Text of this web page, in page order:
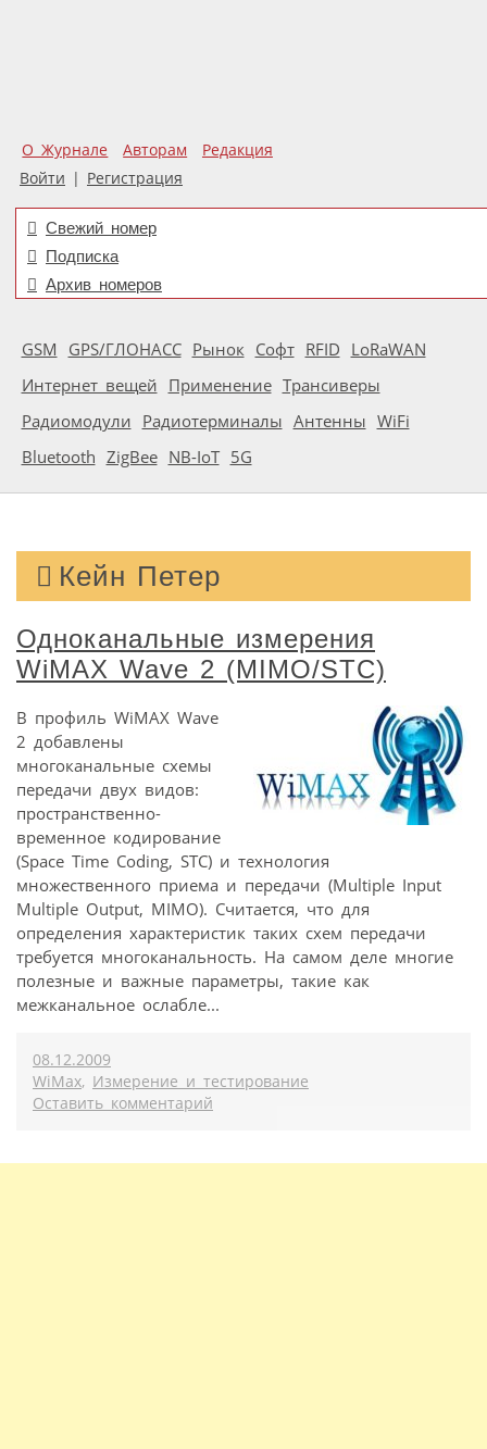
О Журнале Авторам
Редакция
Войти | Регистрация
Свежий номер
Подписка
Архив номеров
GSM GPS/ГЛОНАСС Рынок Софт RFID LoRaWAN
Интернет вещей Применение Трансиверы
Радиомодули Радиотерминалы Антенны WiFi
Bluetooth ZigBee NB-IoT 5G
Кейн Петер
Одноканальные измерения
WiMAX Wave 2 (MIMO/STC)
В профиль WiMAX Wave
2 добавлены
многоканальные схемы
передачи двух видов:
пространственно-
временное кодирование
(Space Time Coding, STC) и технология
множественного приема и передачи (Multiple Input
Multiple Output, MIMO). Считается, что для
определения характеристик таких схем передачи
требуется многоканальность. На самом деле многие
полезные и важные параметры, такие как
межканальное ослабле...
08.12.2009
WiMax, Измерение и тестирование
Оставить комментарий